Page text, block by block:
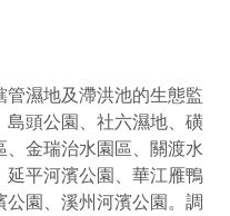
濕地及滯洪池的生態監
頭公園、社六濕地、磺
金瑞治水園區、關渡水
延平河濱公園、華江雁鴨
園、溪州河濱公園。調